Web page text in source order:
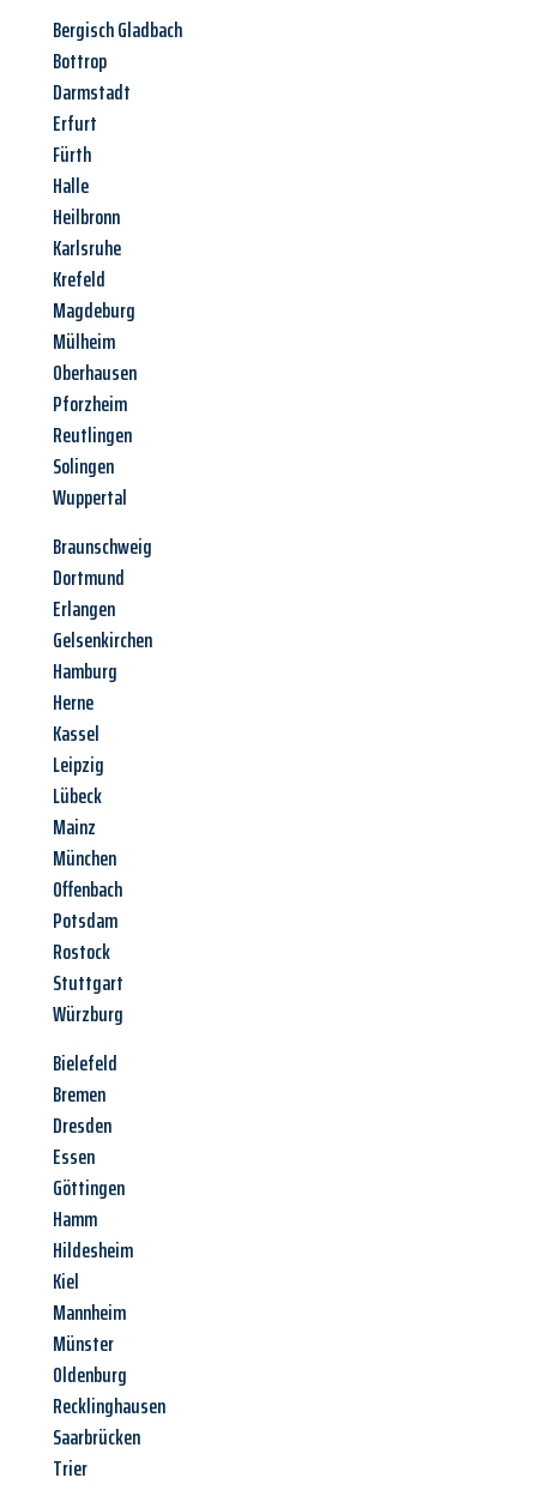
Bergisch Gladbach
Bottrop
Darmstadt
Erfurt
Fürth
Halle
Heilbronn
Karlsruhe
Krefeld
Magdeburg
Mülheim
Oberhausen
Pforzheim
Reutlingen
Solingen
Wuppertal
Braunschweig
Dortmund
Erlangen
Gelsenkirchen
Hamburg
Herne
Kassel
Leipzig
Lübeck
Mainz
München
Offenbach
Potsdam
Rostock
Stuttgart
Würzburg
Bielefeld
Bremen
Dresden
Essen
Göttingen
Hamm
Hildesheim
Kiel
Mannheim
Münster
Oldenburg
Recklinghausen
Saarbrücken
Trier